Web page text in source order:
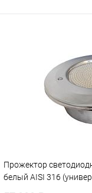
В избранное
К сравнению
Прожектор
белый AISI 316